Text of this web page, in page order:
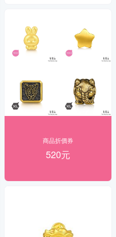
商品折價券
520元